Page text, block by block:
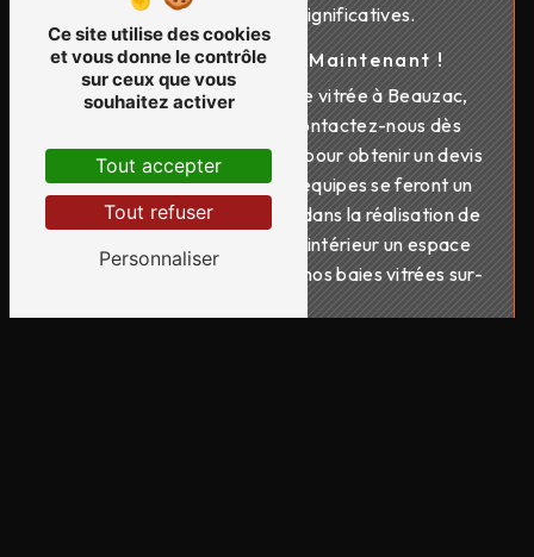
économies d'énergie significatives.
Contactez-nous dès Maintenant !
Pour tous vos projets de baie vitrée à Beauzac,
faites confiance à Fpsm. Contactez-nous dès
maintenant au 09 71 57 10 36 pour obtenir un devis
gratuit et personnalisé. Nos équipes se feront un
plaisir de vous accompagner dans la réalisation de
votre projet. Faites de votre intérieur un espace
lumineux et moderne grâce à nos baies vitrées sur-
Ce site utilise des cookies
et vous donne le contrôle
sur ceux que vous
souhaitez activer
Tout accepter
Tout refuser
Personnaliser